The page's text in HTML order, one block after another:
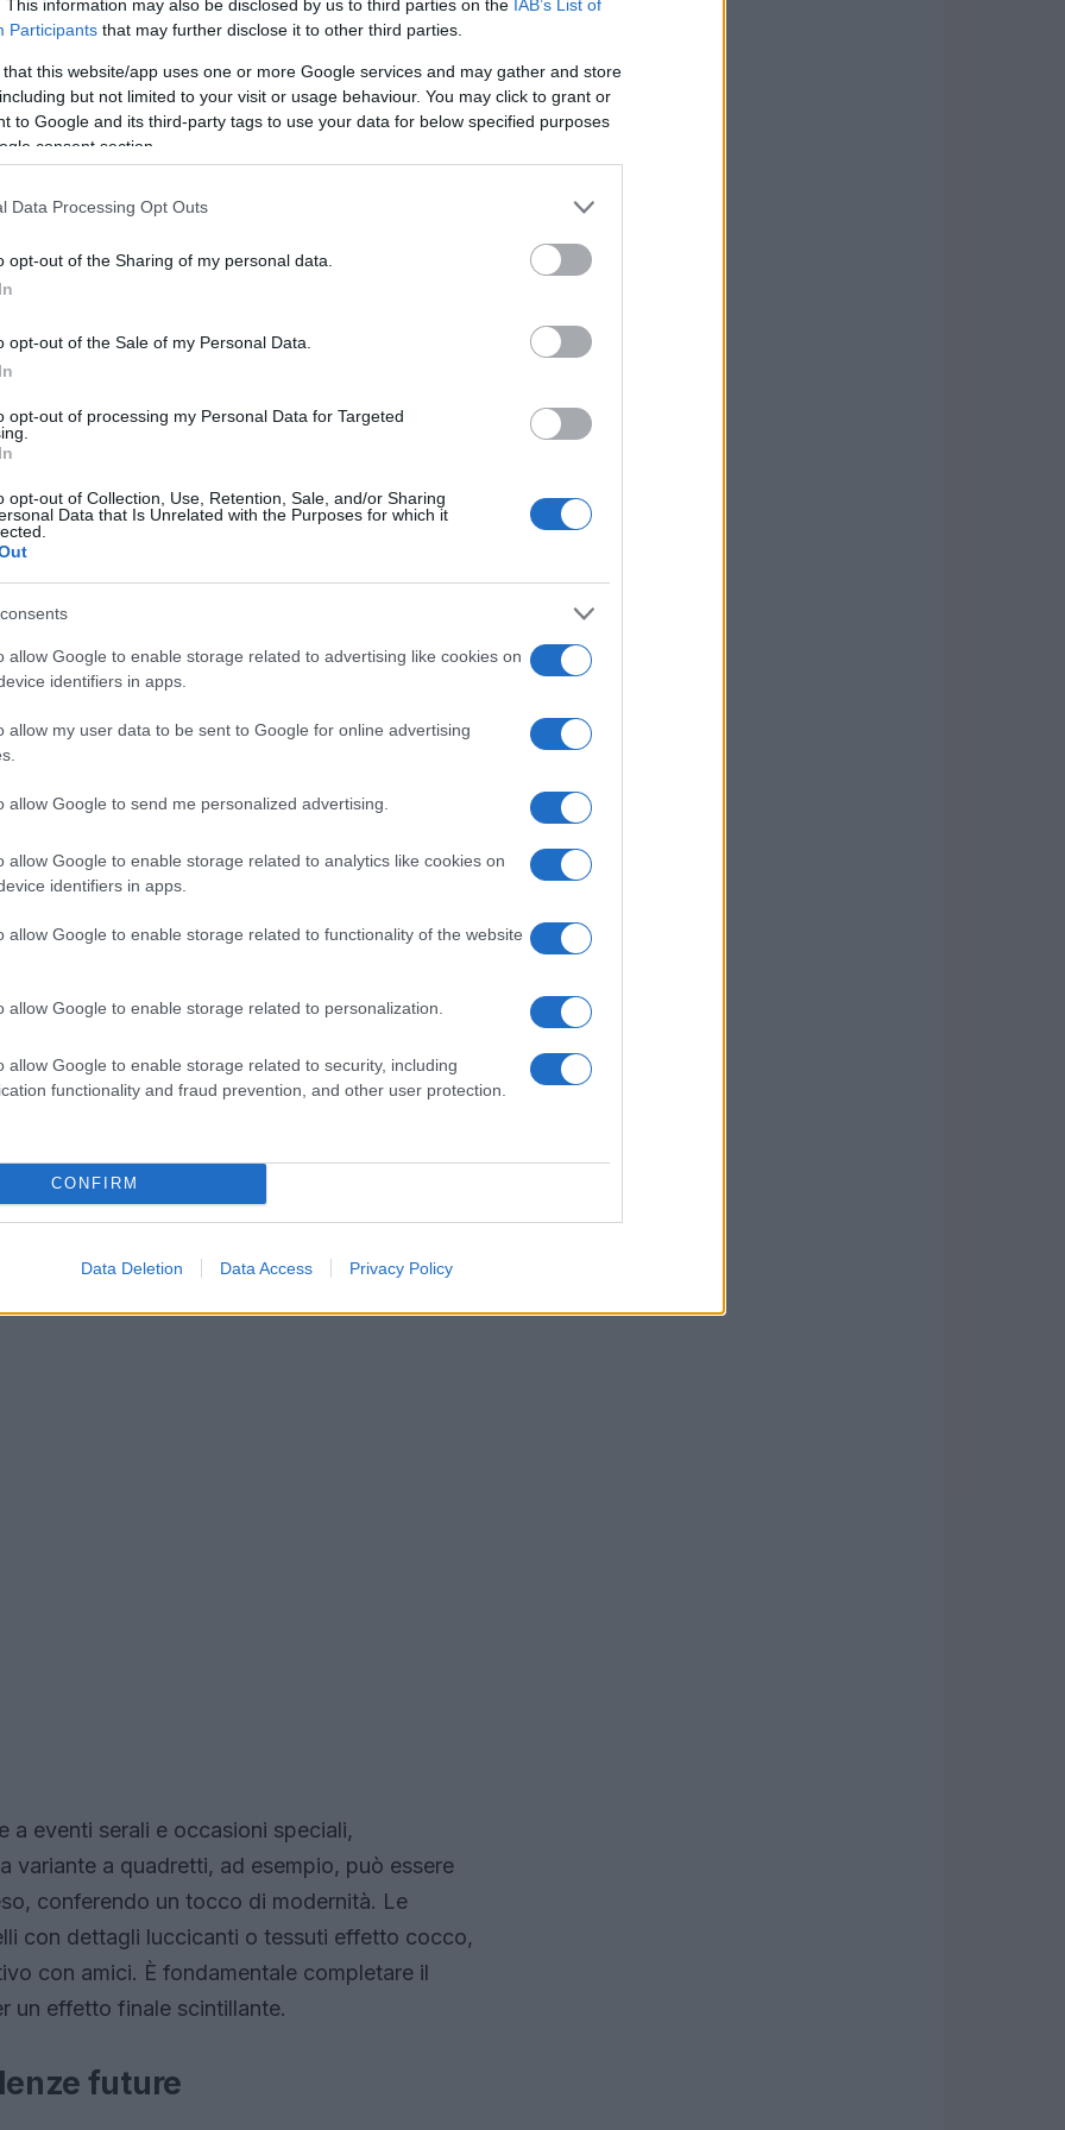
This information may also be disclosed by us to third parties on the IAB’s List of
Participants that may further disclose it to other third parties.
that this website/app uses one or more Google services and may gather and store
but not limited to your visit or usage behaviour. You may click to grant or
to Google and its third-party tags to use your data for below specified purposes
consent section.
Data Processing Opt Outs
opt-out of the Sharing of my personal data.
opt-out of the Sale of my Personal Data.
opt-out of processing my Personal Data for Targeted
opt-out of Collection, Use, Retention, Sale, and/or Sharing
Data that Is Unrelated with the Purposes for which it
allow Google to enable storage related to advertising like cookies on
identifiers in apps.
allow my user data to be sent to Google for online advertising
allow Google to send me personalized advertising.
allow Google to enable storage related to analytics like cookies on
identifiers in apps.
allow Google to enable storage related to functionality of the website
allow Google to enable storage related to personalization.
allow Google to enable storage related to security, including
functionality and fraud prevention, and other user protection.
CONFIRM
Data Deletion Data Access Privacy Policy
a portafoglio
sua lunghezzamidie può essere realizzata in
capo di moda è apprezzato per la sua
stili e tendenze, mantenendo sempre un
per questa stagione comprendono sfumature
classiche come il tartan e i quadretti, che
look.
26, diversi stilisti hanno presentato
. Ad esempio, Hermès
propone un modello in
creando un outfit adatto per le giornate più
Ogni designer ha interpretato questo
a portafoglio a nuovi livelli di eleganza.
portafoglio
è la sua
lungo fino al ginocchio risulta appropriato.
dolcevita
il look, le calzature ideali includono
seconda delle preferenze personali.
a eventi serali e occasioni speciali,
variante a quadretti, ad esempio, può essere
conferendo un tocco di modernità. Le
con dettagli luccicanti o tessuti effetto cocco,
con amici. È fondamentale completare il
un effetto finale scintillante.
future